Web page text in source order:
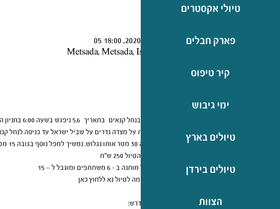
Metsada, Metsada, Israel
טיול
תצפית על מצדה נדרים על שביל ישראל עד כניסה לנחל
בגובה 30 מטר אותו נגלוש. נמשיך למפל נוסף בגובה 15 מטר לתוך בריכת מים ומיד אחכ מפל של 60 מטרים. משם הליכה חזרה לחניון מצדה.
עלות הטיול 250 ש"ח
הטיול מותנה ב - 6 משתתפים ומוגבל ל – 15
להרשמה לטיול נא ללחוץ כאן
ציוד נדרש:
טיולי אקסטרים
פארק חבלים
קיר טיפוס
ימי גיבוש
טיולים בארץ
טיולים בירדן
הצוות